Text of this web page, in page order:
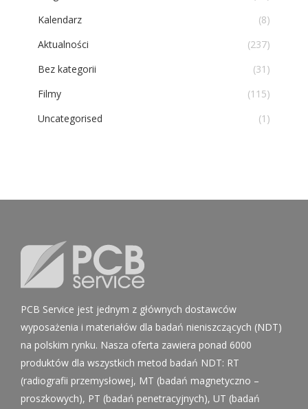
Kalendarz
(8)
Aktualności
(237)
Bez kategorii
(31)
Filmy
(115)
Uncategorised
(1)
PCB Service jest jednym z głównych dostawców
wyposażenia i materiałów dla badań nieniszczących (NDT)
na polskim rynku. Nasza oferta zawiera ponad 6000
produktów dla wszystkich metod badań NDT: RT
(radiografii przemysłowej, MT (badań magnetyczno –
proszkowych), PT (badań penetracyjnych), UT (badań